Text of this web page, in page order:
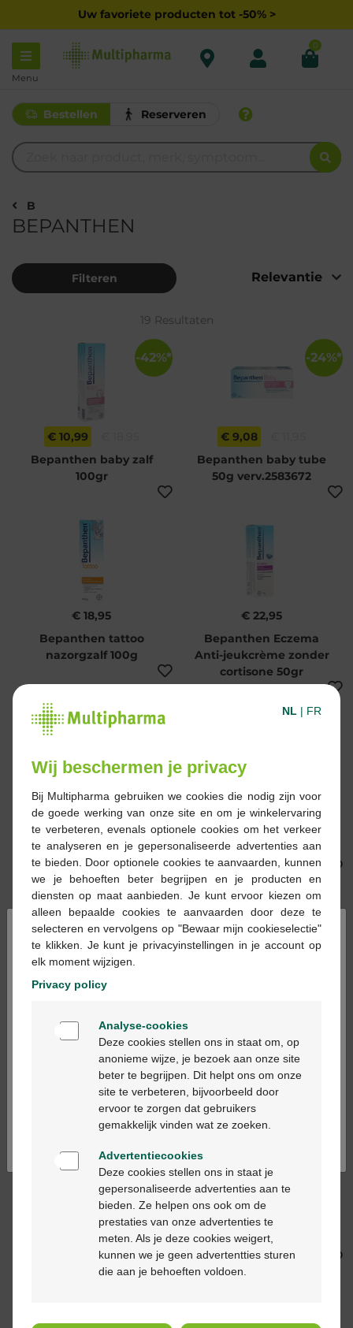
Uw favoriete producten tot -50% >
Menu
0
Bestellen Reserveren
B
BEPANTHEN
Filteren
19 Resultaten
-42%*
€ 10,99
Bepanthen baby zalf
100gr
-24%*
€ 9,08
Bepanthen baby tube
50g verv.2583672
€ 18,95
Bepanthen tattoo
nazorgzalf 100g
€ 22,95
Bepanthen Eczema
Anti-jeukcrème zonder
cortisone 50gr
€ 27,50
Bepanthen Sensi daily
control pompfles
400ml
€ 11,95
Bepanthen tattoo
nazorgzalf 50gr
Bepanthen Hydra
hydraterende crème
100gr
zonnecreme tube 50ml
€ 17,50
Bepanthen tattoo
verzorgingscrème
100gr
€ 10,89
Bepanthen wondgel 4-
in-1 tube 50g
×
Bienvenue
Ga verder in het nederlands
Continuez en français
NL | FR
Wij beschermen je privacy
Bij Multipharma gebruiken we cookies die nodig zijn voor
de goede werking van onze site en om je winkelervaring
te verbeteren, evenals optionele cookies om het verkeer
te analyseren en je gepersonaliseerde advertenties aan
te bieden. Door optionele cookies te aanvaarden, kunnen
we je behoeften beter begrijpen en je producten en
diensten op maat aanbieden. Je kunt ervoor kiezen om
alleen bepaalde cookies te aanvaarden door deze te
selecteren en vervolgens op "Bewaar mijn cookieselectie"
te klikken. Je kunt je privacyinstellingen in je account op
elk moment wijzigen.
Privacy policy
Analyse-cookies
Deze cookies stellen ons in staat om, op
anonieme wijze, je bezoek aan onze site
beter te begrijpen. Dit helpt ons om onze
site te verbeteren, bijvoorbeeld door
ervoor te zorgen dat gebruikers
gemakkelijk vinden wat ze zoeken.
Advertentiecookies
Deze cookies stellen ons in staat je
gepersonaliseerde advertenties aan te
bieden. Ze helpen ons ook om de
prestaties van onze advertenties te
meten. Als je deze cookies weigert,
kunnen we je geen advertentties sturen
die aan je behoeften voldoen.